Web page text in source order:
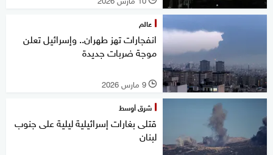
عالم
انفجارات تهز طهران.. وإسرائيل تعلن
موجة ضربات جديدة
l 9 مارس 2026
شرق أوسط
قتلى بغارات إسرائيلية ليلية على جنوب
لبنان